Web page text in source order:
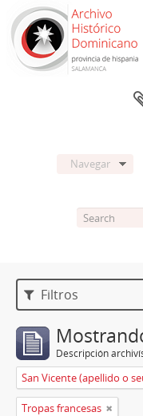
Navegar
Filtros
Descripción
San Vicente (apellido o
Tropas francesas